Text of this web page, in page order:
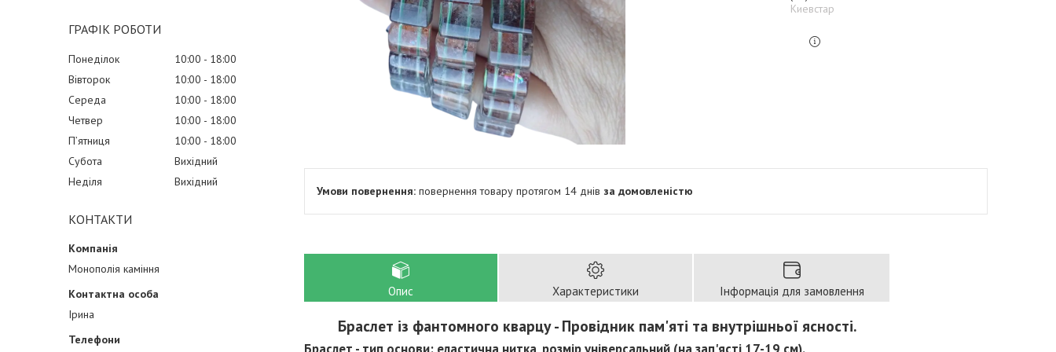
ГРАФІК РОБОТИ
Понеділок 10:00
18:00
Вівторок
10:00
18:00
Середа
10:00
18:00
Четвер
10:00
18:00
Пʼятниця
10:00
18:00
Субота
Вихідний
Неділя
Вихідний
КОНТАКТИ
Монополія каміння
Ірина
Киевстар
повернення товару протягом 14 днів за домовленістю
Опис Характеристики Інформація для замовлення
Браслет із фантомного кварцу - Провідник пам'яті та внутрішньої ясності.